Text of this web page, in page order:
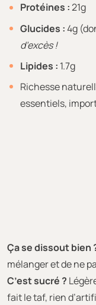
Protéines :21g
Glucides :4g
d’excès !
Lipides : 1.7g
Richesse
essentiels,
Ça se dissout bien
mélanger et de ne
C’est sucré ?
fait le taf, rien